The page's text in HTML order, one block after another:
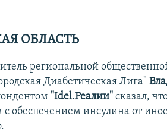
ОБЛАСТЬ
региональной
Диабетическая Лига"
"Idel.Реалии"сказал,
с обеспечением инсулина от